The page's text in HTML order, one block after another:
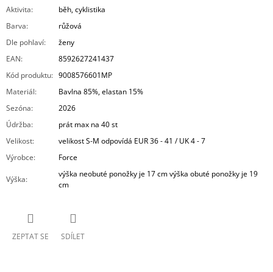
Aktivita:
běh, cyklistika
Barva:
růžová
Dle pohlaví:
ženy
EAN:
8592627241437
Kód produktu: 9008576601MP
Materiál:
Bavlna 85%, elastan 15%
Sezóna:
2026
Údržba:
prát max na 40 st
Velikost:
velikost S-M odpovídá EUR 36 - 41 / UK 4 - 7
Výrobce: Force
Výška:
výška neobuté ponožky je 17 cm výška obuté ponožky je 19
cm
ZEPTAT SE SDÍLET